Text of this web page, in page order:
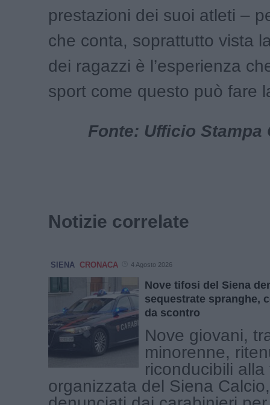
prestazioni dei suoi atleti –
che conta, soprattutto vista
dei ragazzi è l’esperienza
sport come questo può fare
Fonte: Ufficio Stampa
Notizie correlate
SIENA CRONACA 4 Agosto 2026
Nove tifosi del Siena
sequestrate spranghe,
da scontro
Nove giovani,
minorenne,
riconducibili alla
organizzata del Siena